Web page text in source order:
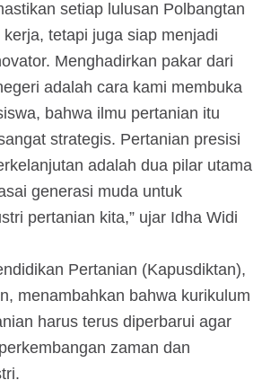
setiap lulusan Polbangtan
tetapi juga siap menjadi
Menghadirkan pakar dari
adalah cara kami membuka
bahwa ilmu pertanian itu
strategis. Pertanian presisi
adalah dua pilar utama
generasi muda untuk
pertanian kita,” ujar Idha Widi
Pertanian (Kapusdiktan),
menambahkan bahwa kurikulum
harus terus diperbarui agar
zaman dan